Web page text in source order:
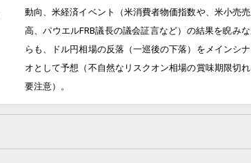
動向、米経済イベント（米消費者物価指数や、米小売
高、パウエルFRB議長の議会証言など）の結果を睨み
らも、ドル円相場の反落（一巡後の下落）をメインシナ
オとして予想（不自然なリスクオン相場の賞味期限切
要注意）。